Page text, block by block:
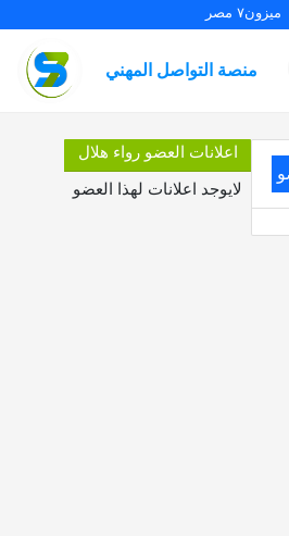
ميزون٧ مصر
منصة التواصل المهني
اعلانات العضو رواء هلال
لايوجد اعلانات لهذا العضو